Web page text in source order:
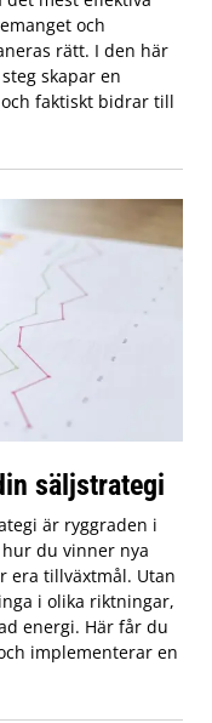
och
rätt. I den här
skapar en
faktiskt bidrar till
säljstrategi
är ryggraden i
du vinner nya
era tillväxtmål. Utan
i olika riktningar,
energi. Här får du
implementerar en